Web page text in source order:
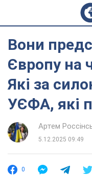
Вони
Європу на
Які за
УЄФА, які
Артем
5.12.2025 09:49
0